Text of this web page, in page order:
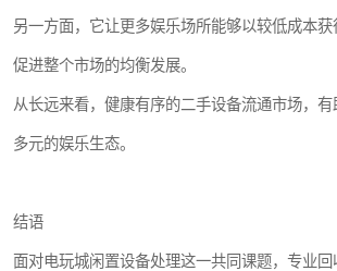
另一方面，它让更多娱乐场所能够以较低成本获
促进整个市场的均衡发展。
从长远来看，健康有序的二手设备流通市场，有
多元的娱乐生态。
结语
面对电玩城闲置设备处理这一共同课题，专业